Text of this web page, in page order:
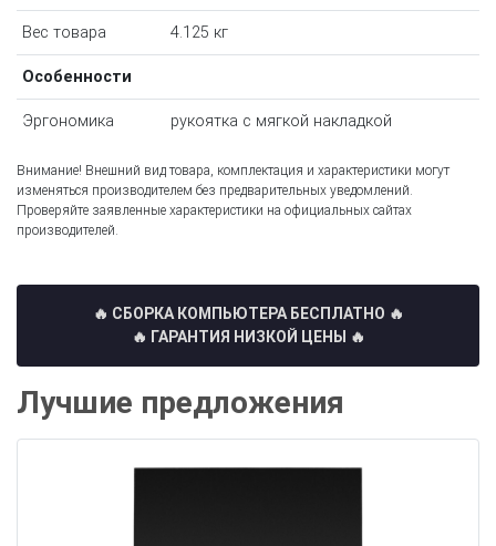
Вес товара 4.125 кг
Особенности
Эргономика рукоятка с мягкой накладкой
Внимание! Внешний вид товара, комплектация и характеристики могут
изменяться производителем без предварительных уведомлений.
Проверяйте заявленные характеристики на официальных сайтах
производителей.
🔥 СБОРКА КОМПЬЮТЕРА БЕСПЛАТНО 🔥
🔥 ГАРАНТИЯ НИЗКОЙ ЦЕНЫ 🔥
Лучшие предложения